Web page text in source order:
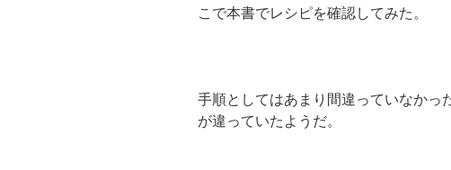
こで本書でレシピを確認してみた。
手順としてはあまり間違っていなかっ
が違っていたようだ。